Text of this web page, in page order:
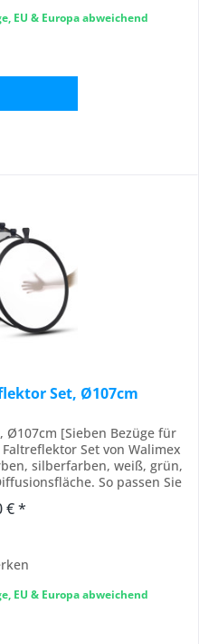
EU & Europa abweichend
Set, Ø107cm
Ø107cm [Sieben Bezüge für
Set von Walimex
silberfarben, weiß, grün,
So passen Sie
oder Videos mit
€ *
EU & Europa abweichend